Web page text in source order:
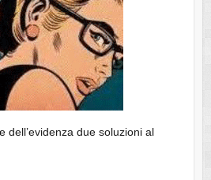
dell’evidenza due soluzioni al